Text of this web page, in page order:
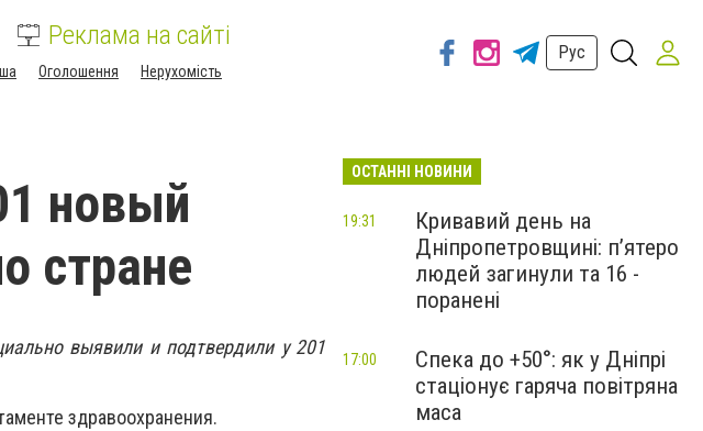
Реклама на сайті
Оголошення Нерухомість
Рус
новый
стране
выявили и подтвердили у 201
здравоохранения.
ОСТАННІ НОВИНИ
Кривавий день на
Дніпропетровщині: п’ятеро
людей загинули та 16 -
поранені
19:31
Спека до +50°: як у Дніпрі
стаціонує гаряча повітряна
маса
17:00